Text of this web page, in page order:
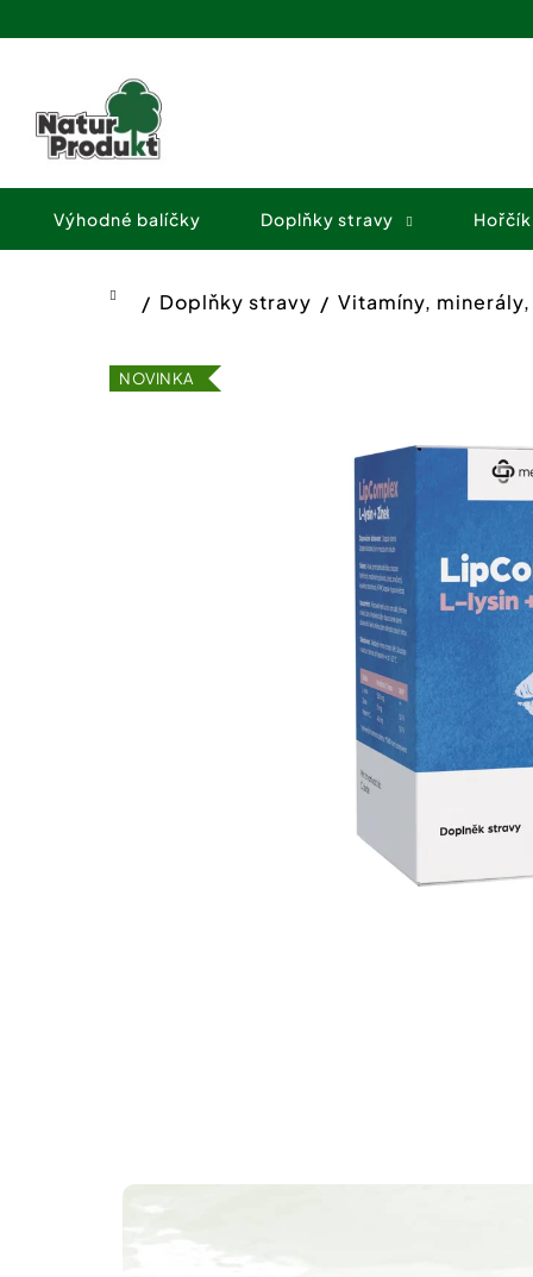
na
Výhodné balíčky Doplňky stravy
Domů
Doplňky stravy Vitamíny,
NOVINKA
o
obchodu
obchodu
IQ MAG KŘEČE FORTE - SILNĚJŠÍ
ÚLEVA OD KŘEČÍ 60 TBL